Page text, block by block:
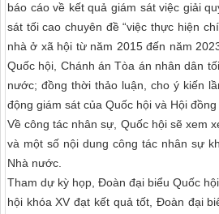
báo cáo về kết quả giám sát việc giải
sát tối cao chuyên đề “việc thực hiện
nhà ở xã hội từ năm 2015 đến năm
Quốc hội, Chánh án Tòa án nhân dân
nước; đồng thời thảo luận, cho ý kiến
động giám sát của Quốc hội và Hội
Về công tác nhân sự, Quốc hội sẽ xem
và một số nội dung công tác nhân sự
Nhà nước.
Tham dự kỳ họp, Đoàn đại biểu Quốc
hội khóa XV đạt kết quả tốt, Đoàn đại